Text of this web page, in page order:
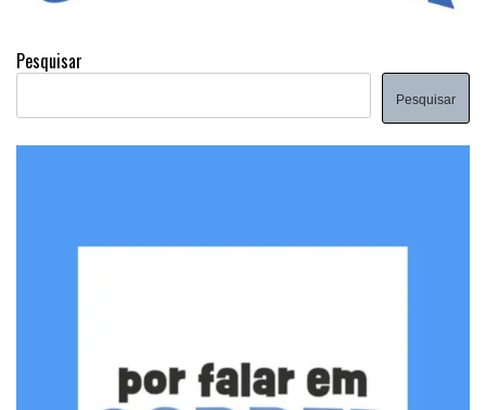
Pesquisar
Pesquisar